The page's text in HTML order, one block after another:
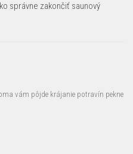
správne zakončiť saunový
vám pôjde krájanie potravín pekne